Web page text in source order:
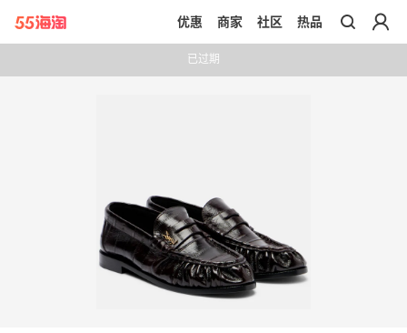
带你去官网买正品
优惠 商家 社区 热品
已过期